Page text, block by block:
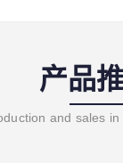
产品
and sales